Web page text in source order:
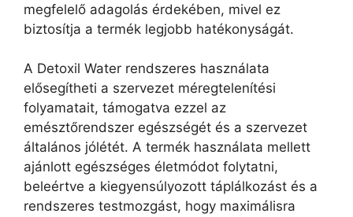
megfelelő adagolás érdekében, mivel ez
biztosítja a termék legjobb hatékonyságát.
A Detoxil Water rendszeres használata
elősegítheti a szervezet méregtelenítési
folyamatait, támogatva ezzel az
emésztőrendszer egészségét és a szervezet
általános jólétét. A termék használata mellett
ajánlott egészséges életmódot folytatni,
beleértve a kiegyensúlyozott táplálkozást és a
rendszeres testmozgást, hogy maximálisra